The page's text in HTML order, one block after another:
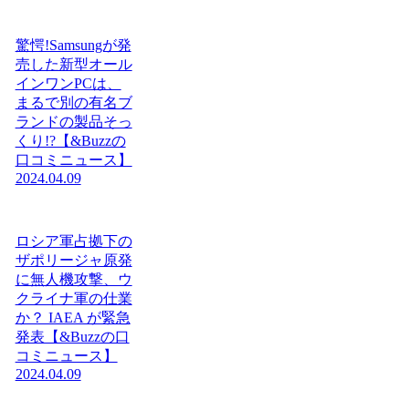
驚愕!Samsungが発
売した新型オール
インワンPCは、
まるで別の有名ブ
ランドの製品そっ
くり!?【&Buzzの
口コミニュース】
2024.04.09
ロシア軍占拠下の
ザポリージャ原発
に無人機攻撃、ウ
クライナ軍の仕業
か？ IAEA が緊急
発表【&Buzzの口
コミニュース】
2024.04.09